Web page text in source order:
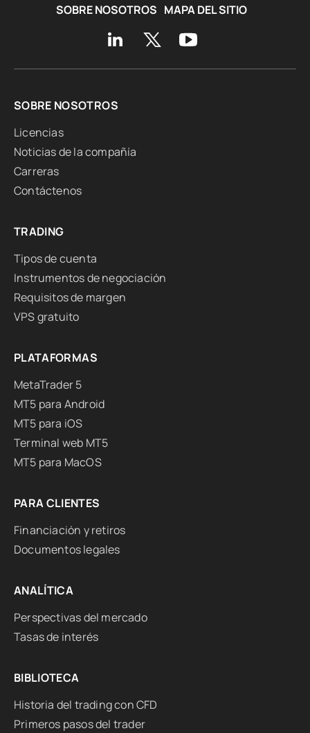
SOBRE NOSOTROS MAPA DEL SITIO
SOBRE NOSOTROS
Licencias
Noticias de la compañía
Carreras
Contáctenos
TRADING
Tipos de cuenta
Instrumentos de negociación
Requisitos de margen
VPS gratuito
PLATAFORMAS
MetaTrader 5
MT5 para Android
MT5 para iOS
Terminal web MT5
MT5 para MacOS
PARA CLIENTES
Financiación y retiros
Documentos legales
ANALÍTICA
Perspectivas del mercado
Tasas de interés
BIBLIOTECA
Historia del trading con CFD
Primeros pasos del trader